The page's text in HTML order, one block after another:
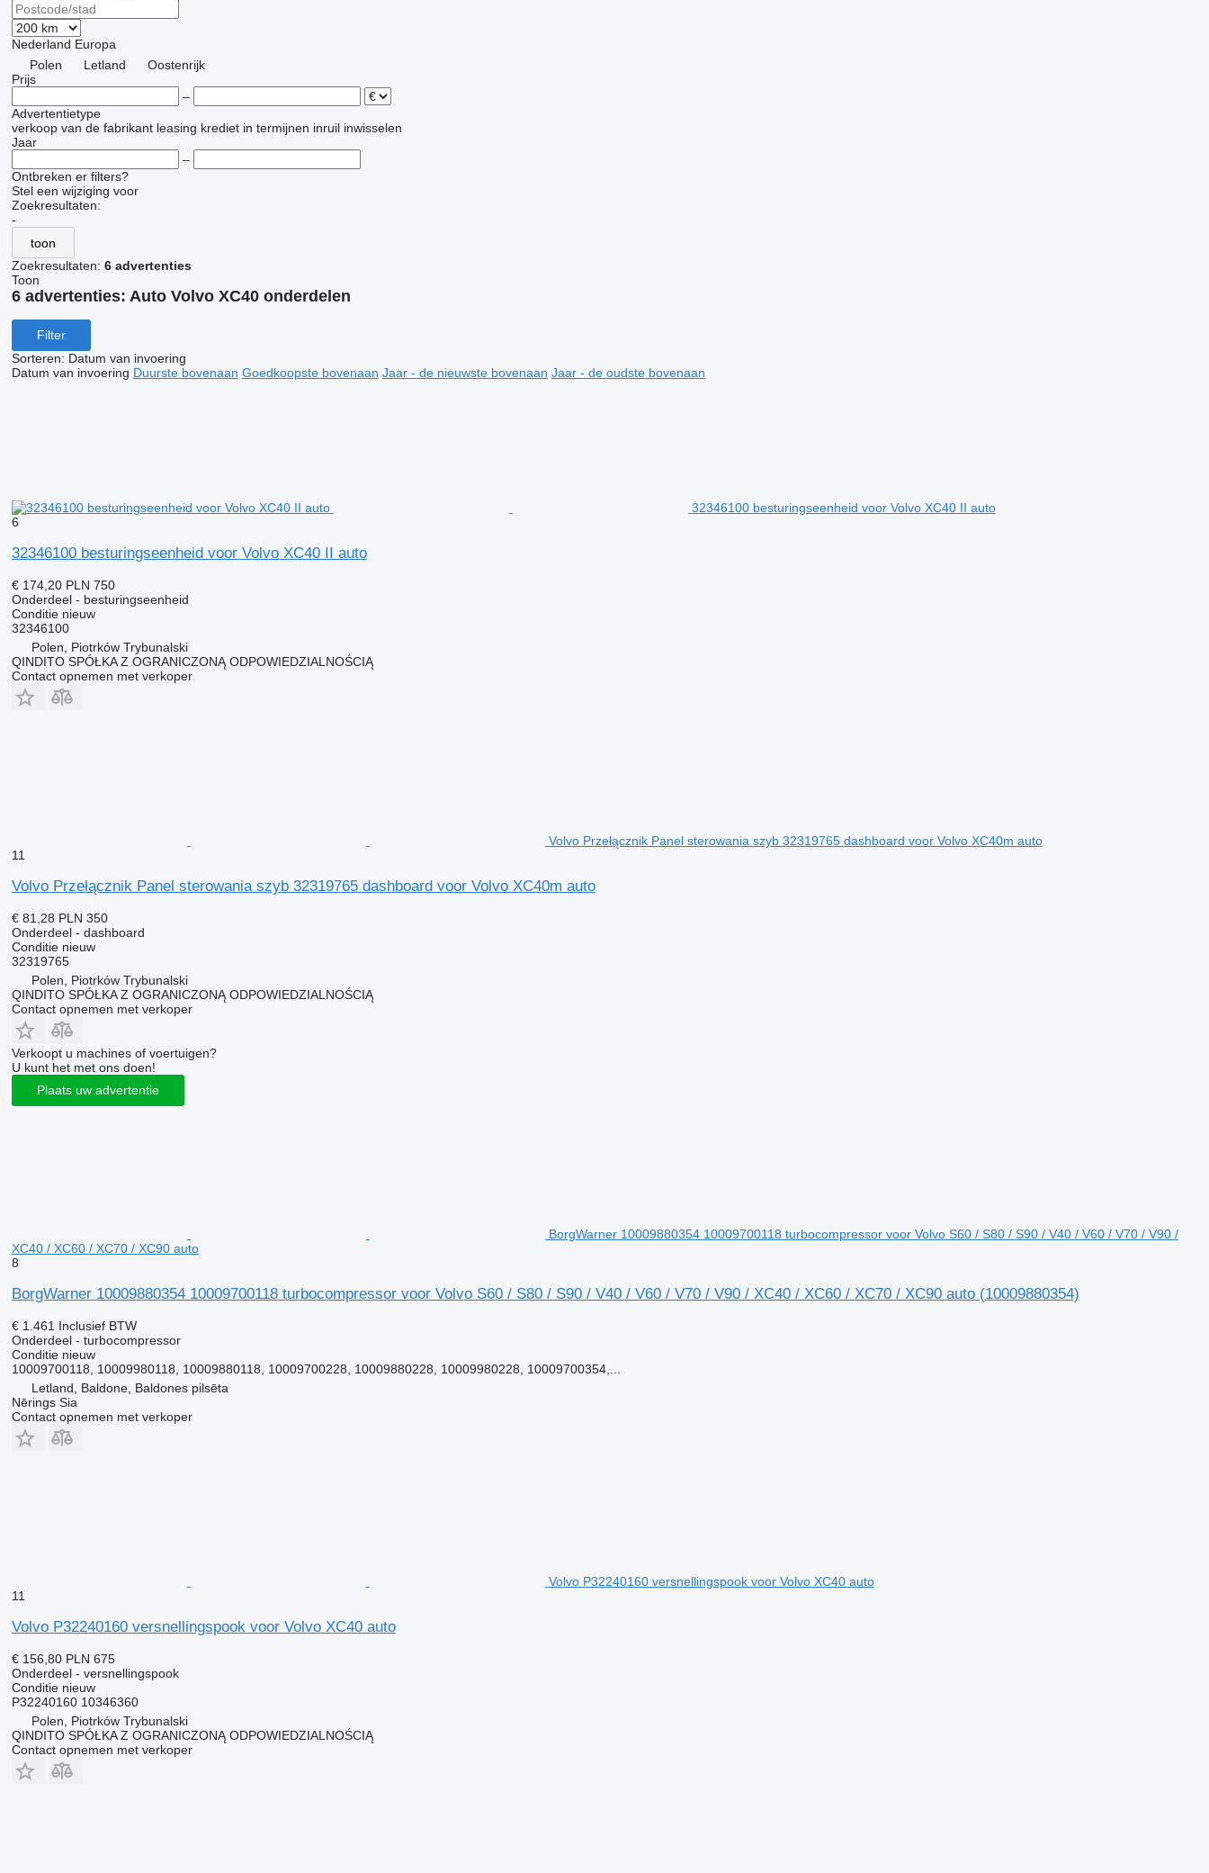
Nederland Europa
Polen
Letland
Oostenrijk
Prijs
–
Advertentietype
verkoop van de fabrikant leasing krediet in termijnen inruil inwisselen
Jaar
–
Ontbreken er filters?
Stel een wijziging voor
Zoekresultaten:
-
toon
Zoekresultaten: 6 advertenties
Toon
6 advertenties: Auto Volvo XC40 onderdelen
Filter
Sorteren: Datum van invoering
Datum van invoering Duurste bovenaan Goedkoopste bovenaan Jaar - de nieuwste bovenaan Jaar - de oudste bovenaan
32346100 besturingseenheid voor Volvo XC40 II auto
6
32346100 besturingseenheid voor Volvo XC40 II auto
€ 174,20 PLN 750
Onderdeel - besturingseenheid
Conditienieuw
32346100
Polen, Piotrków Trybunalski
QINDITO SPÓŁKA Z OGRANICZONĄ ODPOWIEDZIALNOŚCIĄ
Contact opnemen met verkoper
Volvo Przełącznik Panel sterowania szyb 32319765 dashboard voor Volvo XC40m auto
11
Volvo Przełącznik Panel sterowania szyb 32319765 dashboard voor Volvo XC40m auto
€ 81,28 PLN 350
Onderdeel - dashboard
Conditienieuw
32319765
Polen, Piotrków Trybunalski
QINDITO SPÓŁKA Z OGRANICZONĄ ODPOWIEDZIALNOŚCIĄ
Contact opnemen met verkoper
Verkoopt u machines of voertuigen?
U kunt het met ons doen!
Plaats uw advertentie
BorgWarner 10009880354 10009700118 turbocompressor voor Volvo S60 / S80 / S90 / V40 / V60 / V70 / V90 /
XC40 / XC60 / XC70 / XC90 auto
8
BorgWarner 10009880354 10009700118 turbocompressor voor Volvo S60 / S80 / S90 / V40 / V60 / V70 / V90 / XC40 / XC60 / XC70 / XC90 auto (10009880354)
€ 1.461 Inclusief BTW
Onderdeel - turbocompressor
Conditienieuw
10009700118, 10009980118, 10009880118, 10009700228, 10009880228, 10009980228, 10009700354,...
Letland, Baldone, Baldones pilsēta
Nērings Sia
Contact opnemen met verkoper
Volvo P32240160 versnellingspook voor Volvo XC40 auto
11
Volvo P32240160 versnellingspook voor Volvo XC40 auto
€ 156,80 PLN 675
Onderdeel - versnellingspook
Conditienieuw
P32240160 10346360
Polen, Piotrków Trybunalski
QINDITO SPÓŁKA Z OGRANICZONĄ ODPOWIEDZIALNOŚCIĄ
Contact opnemen met verkoper